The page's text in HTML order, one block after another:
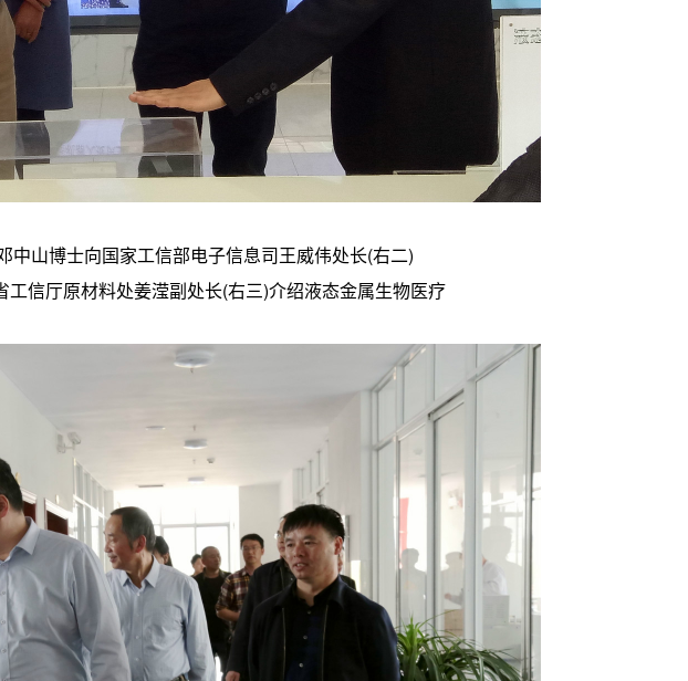
中山博士向国家工信部电子信息司王威伟处长(右二)
信厅原材料处姜滢副处长(右三)介绍液态金属生物医疗